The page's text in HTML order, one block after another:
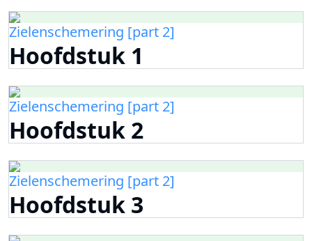
Zielenschemering [part 2]
Hoofdstuk 1
Zielenschemering [part 2]
Hoofdstuk 2
Zielenschemering [part 2]
Hoofdstuk 3